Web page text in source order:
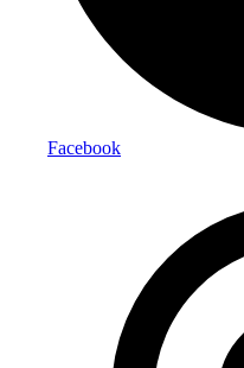
Facebook